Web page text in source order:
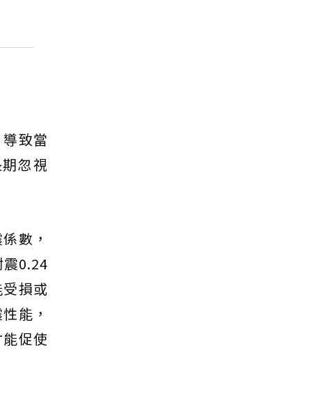
致當
忽視
數，
0.24
損或
能，
促使